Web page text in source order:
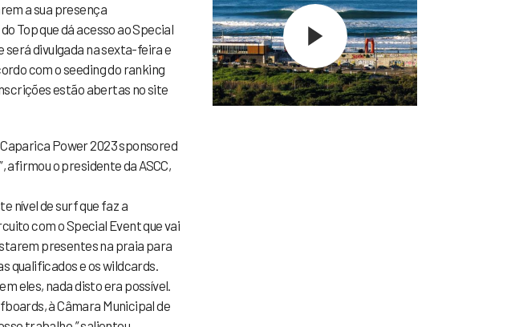
a sua presença
Top que dá acesso ao Special
divulgada na sexta-feira e
com o seeding do ranking
estão abertas no site
Power 2023 sponsored
afirmou o presidente da ASCC,
nível de surf que faz a
com o Special Event que vai
presentes na praia para
qualificados e os wildcards.
eles, nada disto era possível.
à Câmara Municipal de